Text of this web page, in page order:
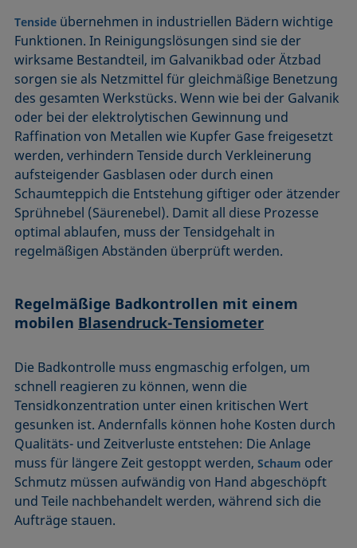
Tenside übernehmen in industriellen Bädern wichtige
Funktionen. In Reinigungslösungen sind sie der
wirksame Bestandteil, im Galvanikbad oder Ätzbad
sorgen sie als Netzmittel für gleichmäßige Benetzung
des gesamten Werkstücks. Wenn wie bei der Galvanik
oder bei der elektrolytischen Gewinnung und
Raffination von Metallen wie Kupfer Gase freigesetzt
werden, verhindern Tenside durch Verkleinerung
aufsteigender Gasblasen oder durch einen
Schaumteppich die Entstehung giftiger oder ätzender
Sprühnebel (Säurenebel). Damit all diese Prozesse
optimal ablaufen, muss der Tensidgehalt in
regelmäßigen Abständen überprüft werden.
Regelmäßige Badkontrollen mit einem
mobilen Blasendruck-Tensiometer
Die Badkontrolle muss engmaschig erfolgen, um
schnell reagieren zu können, wenn die
Tensidkonzentration unter einen kritischen Wert
gesunken ist. Andernfalls können hohe Kosten durch
Qualitäts- und Zeitverluste entstehen: Die Anlage
muss für längere Zeit gestoppt werden,Schaum oder
Schmutz müssen aufwändig von Hand abgeschöpft
und Teile nachbehandelt werden, während sich die
Aufträge stauen.